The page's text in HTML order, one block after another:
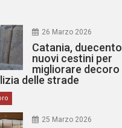
26 Marzo 2026
Catania, duecento
nuovi cestini per
migliorare decoro
delle strade
25 Marzo 2026